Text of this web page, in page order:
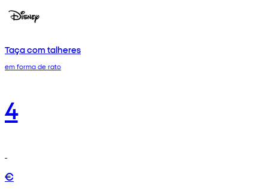
Taça com talheres
em forma de rato
4
€